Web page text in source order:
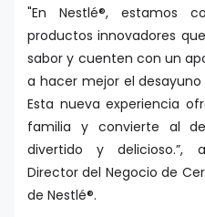
"En Nestlé®, estamos
productos innovadores
sabor y cuenten con un
a hacer mejor el
Esta nueva experiencia
familia y convierte al
divertido y delicioso.”,
Director del Negocio de
de Nestlé®.